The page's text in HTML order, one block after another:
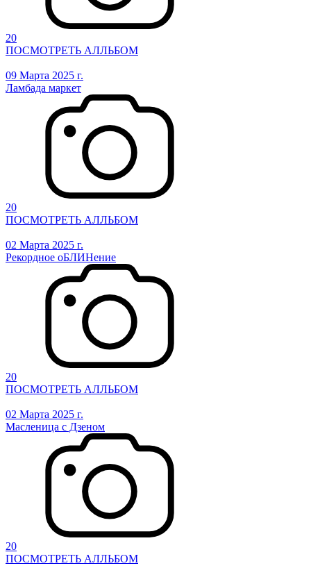
20
ПОСМОТРЕТЬ АЛЛЬБОМ
09 Марта 2025 г.
Ламбада маркет
20
ПОСМОТРЕТЬ АЛЛЬБОМ
02 Марта 2025 г.
Рекордное оБЛИНение
20
ПОСМОТРЕТЬ АЛЛЬБОМ
02 Марта 2025 г.
Масленица с Дзеном
20
ПОСМОТРЕТЬ АЛЛЬБОМ